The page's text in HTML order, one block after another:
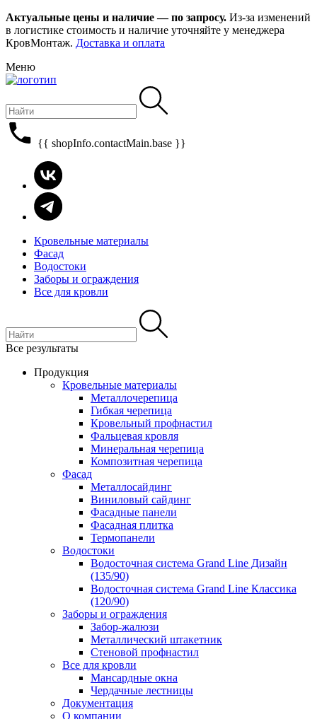
Актуальные цены и наличие — по запросу. Из-за изменений
в логистике стоимость и наличие уточняйте у менеджера
КровМонтаж. Доставка и оплата
Меню
{{ shopInfo.contactMain.base }}
Кровельные материалы
Фасад
Водостоки
Заборы и ограждения
Все для кровли
Все результаты
Продукция
Кровельные материалы
Металлочерепица
Гибкая черепица
Кровельный профнастил
Фальцевая кровля
Минеральная черепица
Композитная черепица
Фасад
Металлосайдинг
Виниловый сайдинг
Фасадные панели
Фасадная плитка
Термопанели
Водостоки
Водосточная система Grand Line Дизайн
(135/90)
Водосточная система Grand Line Классика
(120/90)
Заборы и ограждения
Забор-жалюзи
Металлический штакетник
Стеновой профнастил
Все для кровли
Мансардные окна
Чердачные лестницы
Документация
О компании